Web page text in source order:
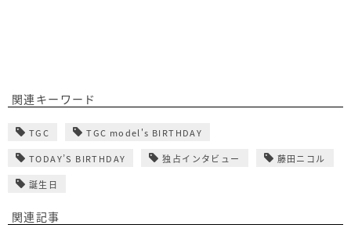
関連キーワード
TGC TGC model's BIRTHDAY
TODAY’S BIRTHDAY 独占インタビュー 藤田ニコル
誕生日
関連記事